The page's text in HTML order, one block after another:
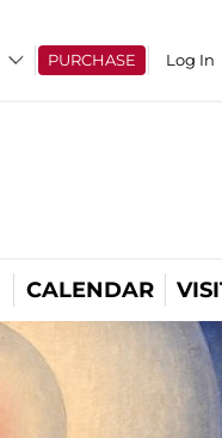
PURCHASE Log In
CALENDAR